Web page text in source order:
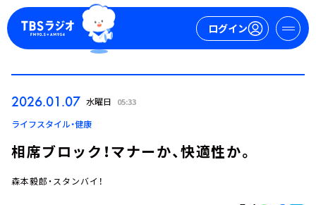
ログイン
ログイン
2026.01.07 水曜日 05:33
ライフスタイル・健康
相席ブロック！マナーか、快適性か。
森本毅郎・スタンバイ！